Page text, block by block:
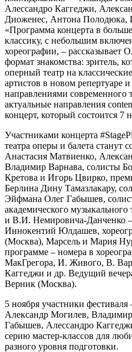
Алессандро Каггеджи,
Диоженес, Антона Полодюка,
«Программа концерта в
классику, с небольшим
хореографии, – рассказывает
формат знакомства: зритель,
оперный театр на
артистов в новом репертуаре
направлениями современного
актуальные направления
концерт, который состоится 7
Участниками концерта
театра оперы и балета
Анастасия Матвиенко,
Владимир Варнава, солисты
Кретова и Игорь Цвирко,
Берлина Дину Тамазлакару,
Эйфмана Олег Габышев,
академического
и В.И. Немировича-Данченко
Иннокентий Юлдашев,
(Москва), Марсель и Мария
программе – номера в
МакГрегора, И. Живого, В.
Каггеджи и др. Ведущий
Верник (Москва).
5 ноября участники
Александр Могилев,
Габышев, Алессандро
серию мастер-классов для
разного уровня подготовки.